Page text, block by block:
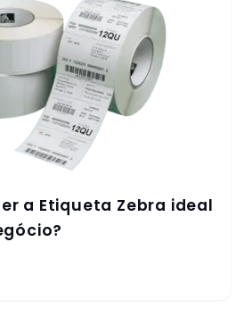
a Etiqueta Zebra ideal